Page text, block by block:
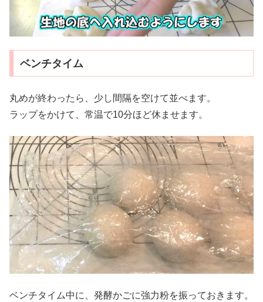
ベンチタイム
丸めが終わったら、少し間隔を空けて並べます。
ラップをかけて、常温で10分ほど休ませます。
ベンチタイム中に、発酵かごに強力粉を振っておきます。